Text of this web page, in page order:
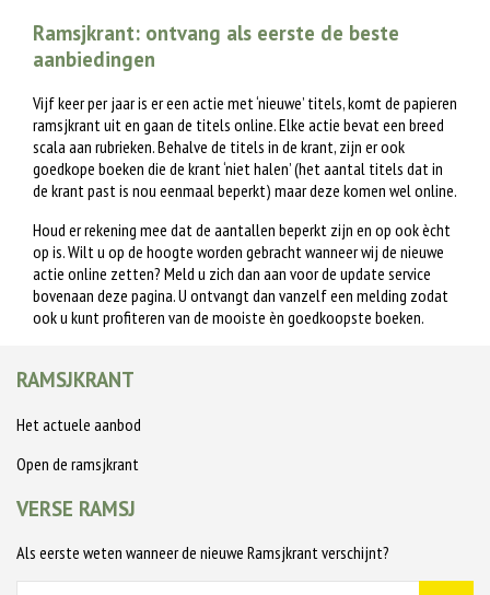
Ramsjkrant: ontvang als eerste de beste
aanbiedingen
Vijf keer per jaar is er een actie met ‘nieuwe’ titels, komt de papieren
ramsjkrant uit en gaan de titels online. Elke actie bevat een breed
scala aan rubrieken. Behalve de titels in de krant, zijn er ook
goedkope boeken die de krant ‘niet halen’ (het aantal titels dat in
de krant past is nou eenmaal beperkt) maar deze komen wel online.
Houd er rekening mee dat de aantallen beperkt zijn en op ook ècht
op is. Wilt u op de hoogte worden gebracht wanneer wij de nieuwe
actie online zetten? Meld u zich dan aan voor de update service
bovenaan deze pagina. U ontvangt dan vanzelf een melding zodat
ook u kunt profiteren van de mooiste èn goedkoopste boeken.
RAMSJKRANT
Het actuele aanbod
Open de ramsjkrant
VERSE RAMSJ
Als eerste weten wanneer de nieuwe Ramsjkrant verschijnt?